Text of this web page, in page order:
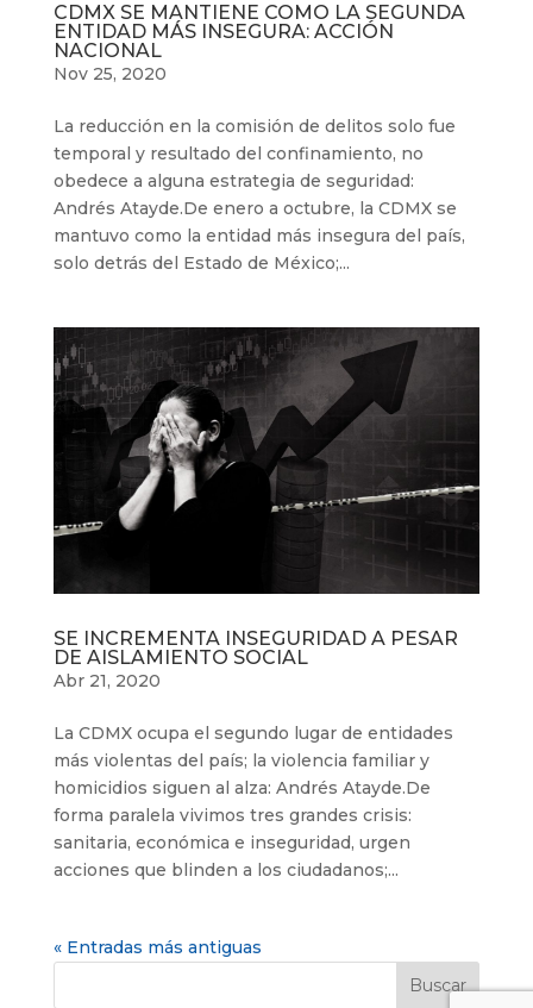
CDMX SE MANTIENE COMO LA SEGUNDA
ENTIDAD MÁS INSEGURA: ACCIÓN
NACIONAL
Nov 25, 2020
La reducción en la comisión de delitos solo fue
temporal y resultado del confinamiento, no
obedece a alguna estrategia de seguridad:
Andrés Atayde.De enero a octubre, la CDMX se
mantuvo como la entidad más insegura del país,
solo detrás del Estado de México;...
SE INCREMENTA INSEGURIDAD A PESAR
DE AISLAMIENTO SOCIAL
Abr 21, 2020
La CDMX ocupa el segundo lugar de entidades
más violentas del país; la violencia familiar y
homicidios siguen al alza: Andrés Atayde.De
forma paralela vivimos tres grandes crisis:
sanitaria, económica e inseguridad, urgen
acciones que blinden a los ciudadanos;...
« Entradas más antiguas